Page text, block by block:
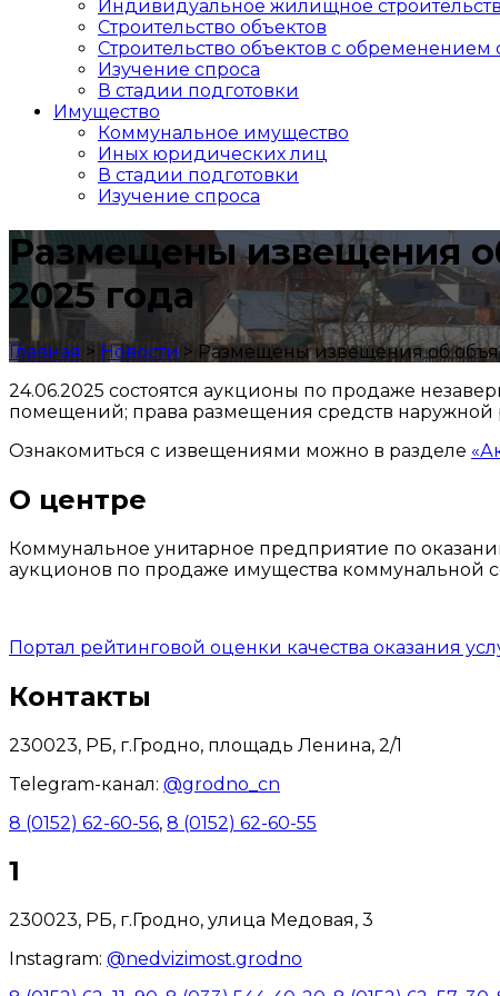
Индивидуальное жилищное
Строительство объектов
Cтроительство объектов с обременением
Изучение спроса
В стадии подготовки
Имущество
Коммунальное имущество
Иных юридических лиц
В стадии подготовки
Изучение спроса
Размещены извещения
2025 года
Главная > Новости > Размещены извещения об
24.06.2025 состоятся аукционы по продаже
помещений; права размещения средств
Ознакомиться с извещениями можно в разделе
О центре
Коммунальное унитарное предприятие по
аукционов по продаже имущества коммунальной
Портал рейтинговой оценки качества оказания
Контакты
230023, РБ, г.Гродно, площадь Ленина, 2/1
Telegram-канал: @grodno_cn
8 (0152) 62-60-56, 8 (0152) 62-60-55
1
230023, РБ, г.Гродно, улица Медовая, 3
Instagram: @nedvizimost.grodno